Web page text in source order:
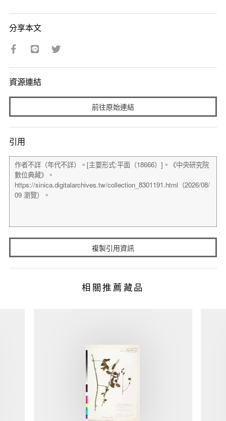
分享本文
資源連結
前往原始連結
引用
複製引用資訊
相關推薦藏品